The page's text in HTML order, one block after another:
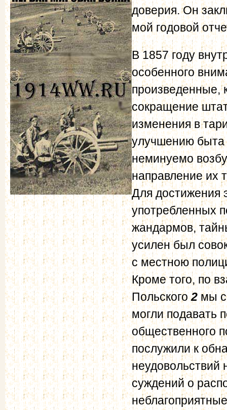
доверия. Он
мой годовой
В 1857 году
особенного
произведенные,
сокращение
изменения в
улучшению
неминуемо
направление их
Для достижения
употребленных
жандармов,
усилен был
с местною
Кроме того, по
Польского2 мы
могли подавать
общественного
послужили к
неудовольствий
суждений о